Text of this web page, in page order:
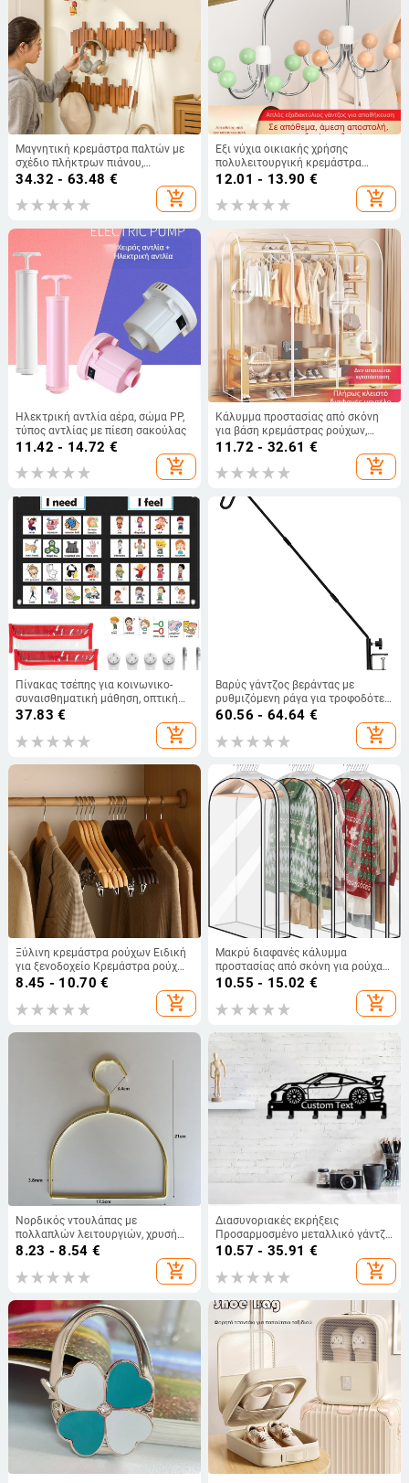
Μαγνητική κρεμάστρα παλτών με
σχέδιο πλήκτρων πιάνου,
κατάλληλη για είσοδο, διάδρομο
και υπνοδωμάτιο, επιτοίχια, από
ξύλο/μπαμπού, μοντέρνος
κρεμάστρων, ικανότητα φόρτωσης
34.32 - 63.48 €
add_shopping_cart
Έξι νύχια οικιακής χρήσης
πολυλειτουργική κρεμάστρα
εσώρουχων, ντουλάπα κοιτώνα με
περιστρεφόμενο γάντζο 360
μοιρών
12.01 - 13.90 €
add_shopping_cart
Ηλεκτρική αντλία αέρα, σώμα PP,
τύπος αντλίας με πίεση σακούλας
11.42 - 14.72 €
add_shopping_cart
Κάλυμμα προστασίας από σκόνη
για βάση κρεμάστρας ρούχων,
διαφανές σακούλι για αποθήκευση
11.72 - 32.61 €
add_shopping_cart
Πίνακας τσέπης για κοινωνικο-
συναισθηματική μάθηση, οπτική
διαχείριση συμπεριφοράς στον
αυτισμό, βασικά είδη ημερήσιας
φροντίδας, εξοπλισμός τάξης
37.83 €
add_shopping_cart
Βαρύς γάντζος βεράντας με
ρυθμιζόμενη ράγα για τροφοδότες
πουλιών
60.56 - 64.64 €
add_shopping_cart
Ξύλινη κρεμάστρα ρούχων Ειδική
για ξενοδοχείο Κρεμάστρα ρούχων
από μασίφ ξύλο Κατάστημα
ρούχων Αντιολισθητική ξύλινη
κρεμάστρα ρούχων Πηγή
8.45 - 10.70 €
add_shopping_cart
Μακρύ διαφανές κάλυμμα
προστασίας από σκόνη για ρούχα
με κρέμασμα, PEVA, προστασία
από σκόνη, ρούχα, Φθινόπωρο
2020
10.55 - 15.02 €
add_shopping_cart
Νορδικός ντουλάπας με
πολλαπλών λειτουργιών, χρυσή
μεταλλική κρεμάστρα ρούχων με
θήκη για γραβάτες, δαχτυλίδι για
φουλάρια και ράφι πετσέτας
8.23 - 8.54 €
add_shopping_cart
Διασυνοριακές εκρήξεις
Προσαρμοσμένο μεταλλικό γάντζο
διακοσμητική πόρτα
υπνοδωματίου με γάντζο κλειδιού
τοποθετημένο πίσω Temu Hot Sale
10.57 - 35.91 €
add_shopping_cart